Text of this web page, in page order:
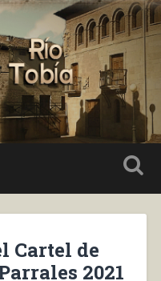
Cartel de
2021